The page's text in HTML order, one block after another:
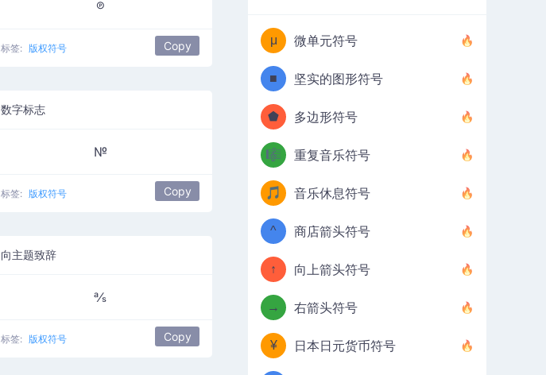
℗
标签: 版权符号 Copy
数字标志
№
标签: 版权符号 Copy
向主题致辞
℁
标签: 版权符号 Copy
μ 微单元符号
■ 坚实的图形符号
⬟ 多边形符号
🎼 重复音乐符号
🎵 音乐休息符号
^ 商店箭头符号
↑ 向上箭头符号
→ 右箭头符号
¥ 日本日元货币符号